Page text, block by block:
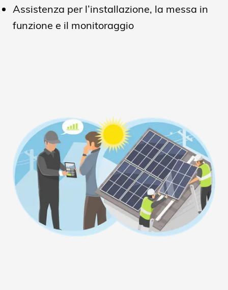
Assistenza per l’installazione, la messa in
funzione e il monitoraggio